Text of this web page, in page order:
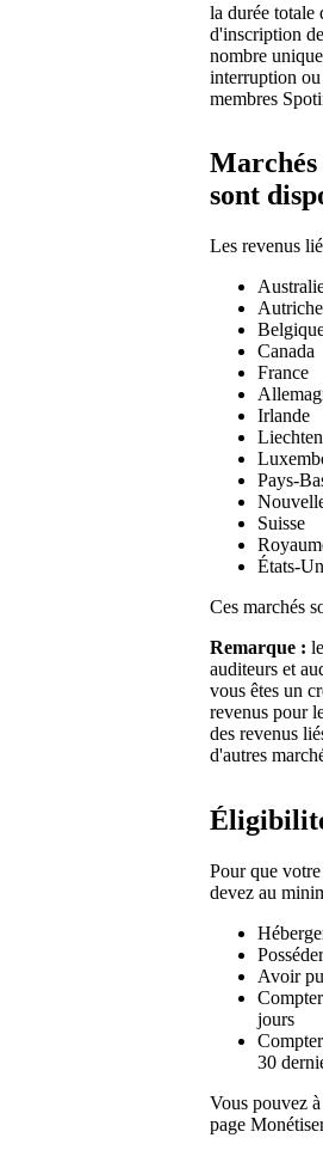
la durée totale
d'inscription
nombre
interruption
membres
Marchés
sont
Les revenus
Autriche
Canada
France
Irlande
Pays-
Suisse
États-
Ces marchés
Remarque :
auditeurs et
vous êtes un
revenus pour
des revenus
d'autres
Pour que
devez au
Avoir
jours
30
Vous pouvez
page